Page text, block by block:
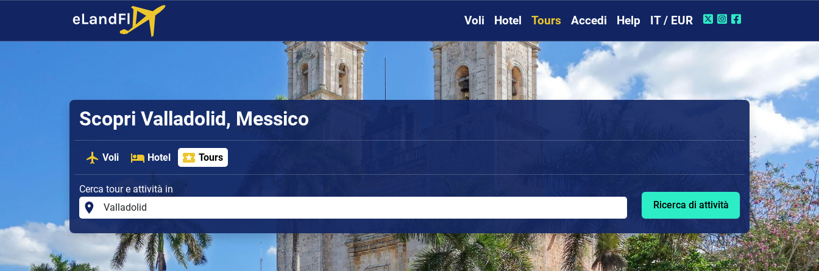
Voli Hotel Tours Accedi Help IT / EUR
Scopri Valladolid, Messico
Voli Hotel Tours
Cerca tour e attività in
Ricerca di attività